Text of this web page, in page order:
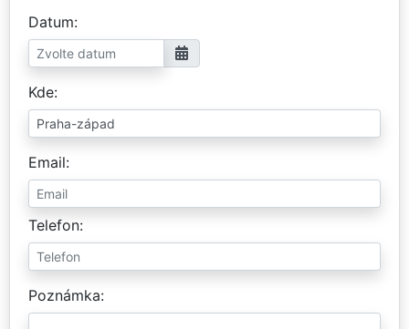
Datum
Kde
Email
Telefon
Poznámka